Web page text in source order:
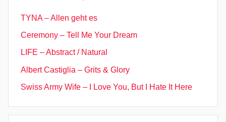
TYNA – Allen geht es
Ceremony – Tell Me Your Dream
LIFE – Abstract / Natural
Albert Castiglia – Grits & Glory
Swiss Army Wife – I Love You, But I Hate It Here